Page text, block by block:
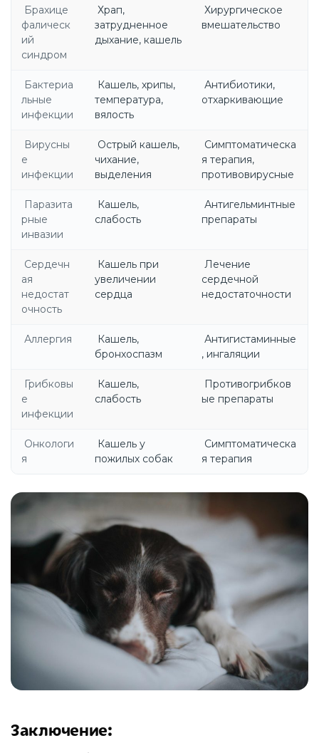
Брахице
фалическ
ий
синдром
Храп,
затрудненное
дыхание, кашель
Хирургическое
вмешательство
Бактериа
льные
инфекции
Кашель, хрипы,
температура,
вялость
Антибиотики,
отхаркивающие
Вирусны
е
инфекции
Острый кашель,
чихание,
выделения
Симптоматическа
я терапия,
противовирусные
Паразита
рные
инвазии
Кашель,
слабость
Антигельминтные
препараты
Сердечн
ая
недостат
очность
Кашель при
увеличении
сердца
Лечение
сердечной
недостаточности
Аллергия
Кашель,
бронхоспазм
Антигистаминные
, ингаляции
Грибковы
е
инфекции
Кашель,
слабость
Противогрибков
ые препараты
Онкологи
я
Кашель у
пожилых собак
Симптоматическа
я терапия
Заключение: